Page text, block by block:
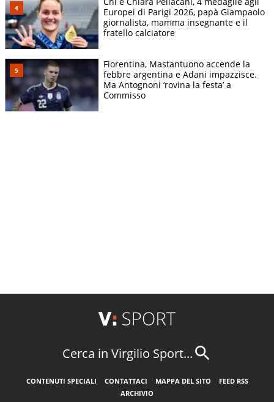
Europei di Parigi 2026, papà Giampaolo
giornalista, mamma insegnante e il
fratello calciatore
Fiorentina, Mastantuono accende la
febbre argentina e Adani impazzisce.
Ma Antognoni ‘rovina la festa’ a
Commisso
Cerca in Virgilio Sport...
CONTENUTI SPECIALI CONTATTACI MAPPA DEL SITO
FEED RSS
ARCHIVIO